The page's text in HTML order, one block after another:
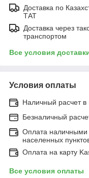
Доставка по
ТАТ
Доставка через
транспортом
Все условия
Условия оплаты
Наличный расчет в
Безналичный
Оплата наличными
населенных
Оплата на карту
Все условия оплаты